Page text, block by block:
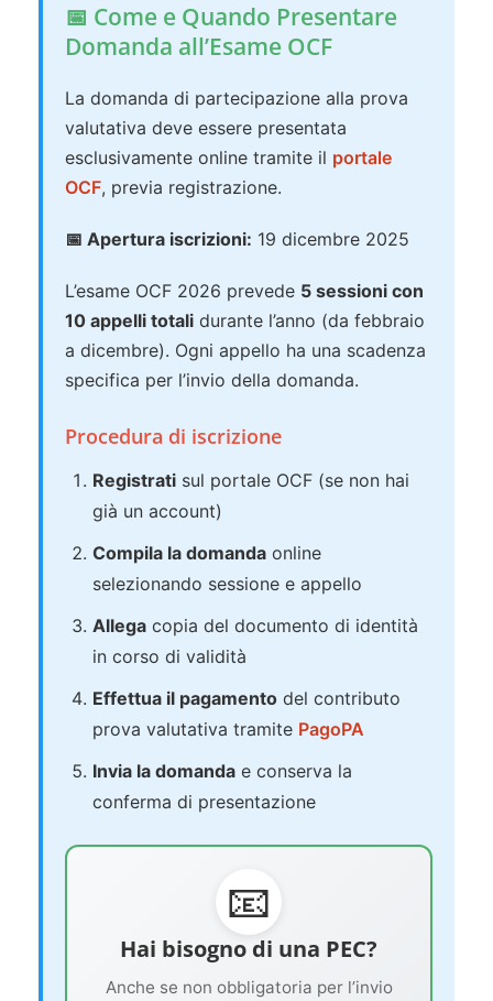
📅 Come e Quando Presentare
Domanda all’Esame OCF
La domanda di partecipazione alla prova
valutativa deve essere presentata
esclusivamente online tramite il portale
OCF, previa registrazione.
📅 Apertura iscrizioni: 19 dicembre 2025
L’esame OCF 2026 prevede 5 sessioni con
10 appelli totali durante l’anno (da febbraio
a dicembre). Ogni appello ha una scadenza
specifica per l’invio della domanda.
Procedura di iscrizione
Registrati sul portale OCF (se non hai
già un account)
Compila la domanda online
selezionando sessione e appello
Allega copia del documento di identità
in corso di validità
Effettua il pagamento del contributo
prova valutativa tramite PagoPA
Invia la domanda e conserva la
conferma di presentazione
📧
Hai bisogno di una PEC?
Anche se non obbligatoria per l’invio